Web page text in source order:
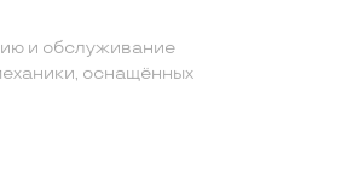
и обслуживание
оснащённых